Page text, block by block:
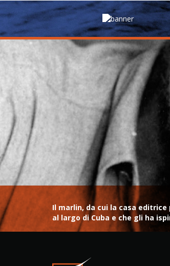
Il marlin, da cui la casa
al largo di Cuba e che gli ha